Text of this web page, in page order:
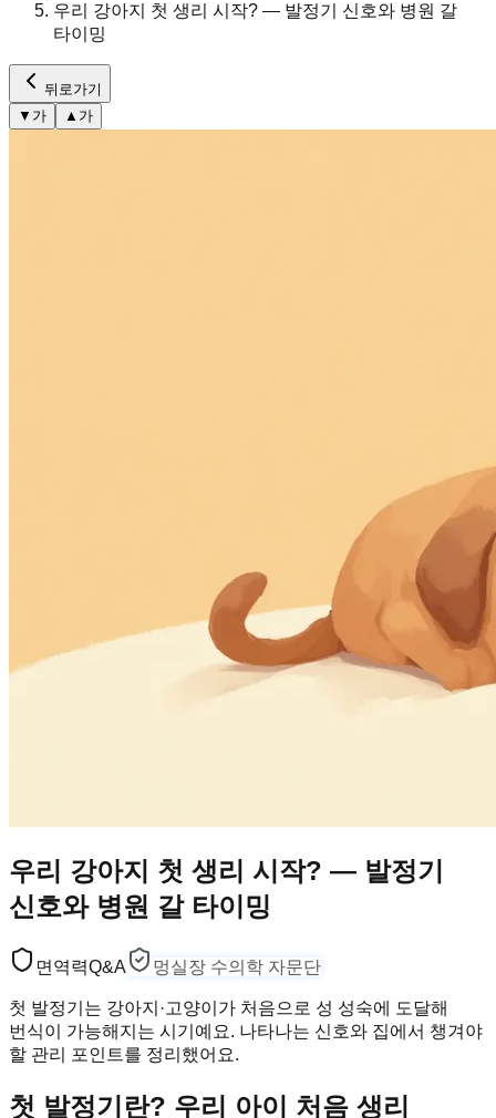
우리 강아지 첫 생리 시작? — 발정기 신호와 병원 갈
타이밍
뒤로가기
▼ 가 ▲ 가
우리 강아지 첫 생리 시작? — 발정기
신호와 병원 갈 타이밍
면역력Q&A 멍실장 수의학 자문단
첫 발정기는 강아지·고양이가 처음으로 성 성숙에 도달해
번식이 가능해지는 시기예요. 나타나는 신호와 집에서 챙겨야
할 관리 포인트를 정리했어요.
첫 발정기란? 우리 아이 처음 생리